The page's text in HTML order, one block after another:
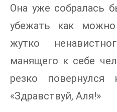
Она уже собралась
убежать как
жутко
манящего к себе
резко
«Здравствуй, Аля!»